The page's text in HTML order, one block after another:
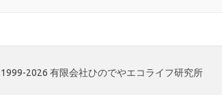
2026 有限会社ひのでやエコライフ研究所